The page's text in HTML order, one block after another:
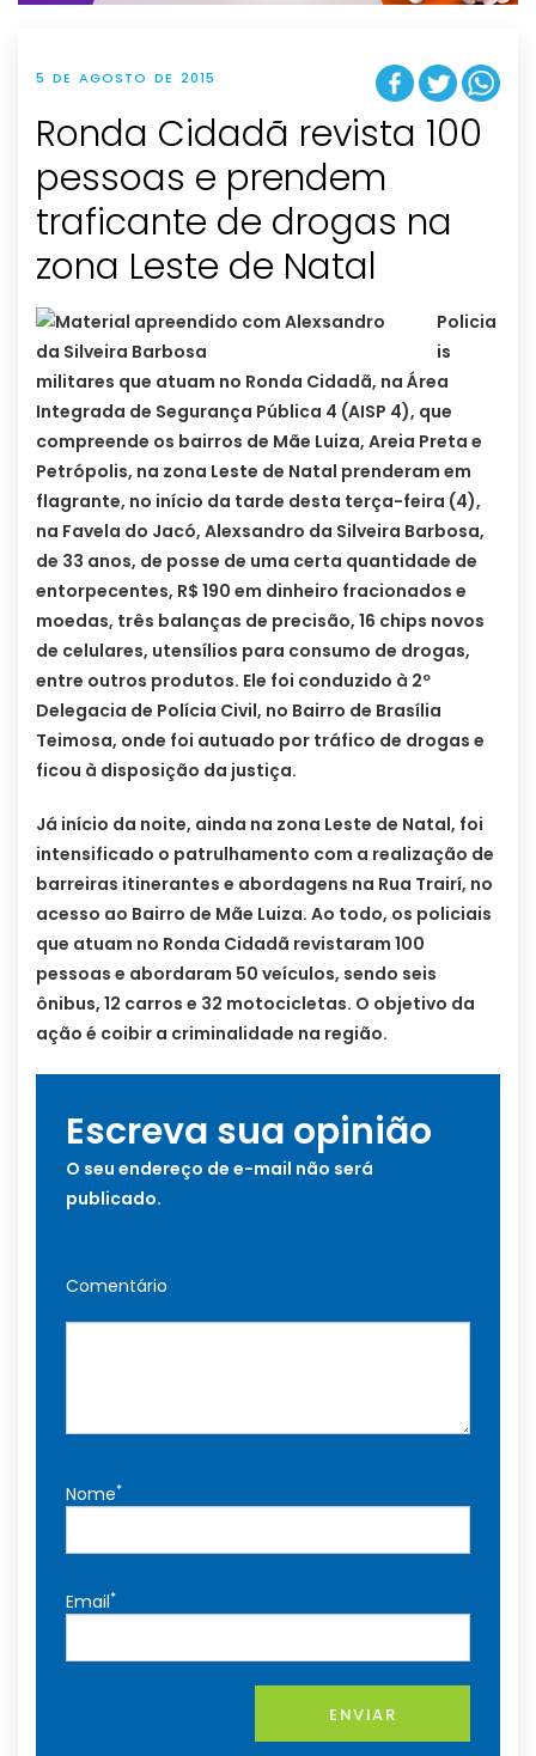
5 DE AGOSTO DE 2015
Ronda Cidadã revista 100
pessoas e prendem
traficante de drogas na
Policia
is
militares que atuam no Ronda Cidadã, na Área
Integrada de Segurança Pública 4 (AISP 4), que
compreende os bairros de Mãe Luiza, Areia Preta e
Petrópolis, na zona Leste de Natal prenderam em
flagrante, no início da tarde desta terça-feira (4),
na Favela do Jacó, Alexsandro da Silveira Barbosa,
de 33 anos, de posse de uma certa quantidade de
entorpecentes, R$ 190 em dinheiro fracionados e
moedas, três balanças de precisão, 16 chips novos
de celulares, utensílios para consumo de drogas,
entre outros produtos. Ele foi conduzido à 2º
Delegacia de Polícia Civil, no Bairro de Brasília
Teimosa, onde foi autuado por tráfico de drogas e
ficou à disposição da justiça.
Já início da noite, ainda na zona Leste de Natal, foi
intensificado o patrulhamento com a realização de
barreiras itinerantes e abordagens na Rua Trairí, no
acesso ao Bairro de Mãe Luiza. Ao todo, os policiais
que atuam no Ronda Cidadã revistaram 100
pessoas e abordaram 50 veículos, sendo seis
ônibus, 12 carros e 32 motocicletas. O objetivo da
ação é coibir a criminalidade na região.
Escreva sua opinião
O seu endereço de e-mail não será
publicado.
Comentário
Nome*
Email*
ENVIAR